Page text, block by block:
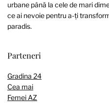
urbane până la cele de mari
ce ai nevoie pentru a-ți
paradis.
Parteneri
Gradina 24
Cea mai
Femei AZ